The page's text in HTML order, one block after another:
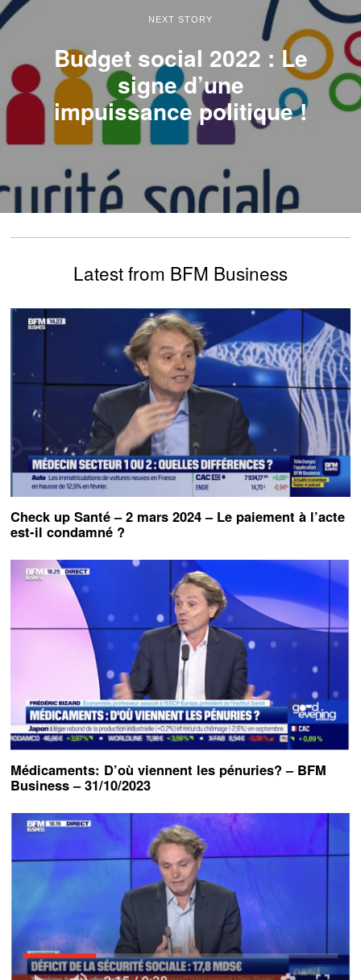
NEXT STORY
Budget social 2022 : Le
signe d’une
impuissance politique !
Latest from BFM Business
Check up Santé – 2 mars 2024 – Le paiement à l’acte
est-il condamné ?
Médicaments: D’où viennent les pénuries? – BFM
Business – 31/10/2023